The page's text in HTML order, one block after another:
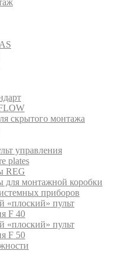
скрытого монтажа
управления
plates
REG
для монтажной коробки
приборов
«плоский» пульт
F 40
«плоский» пульт
F 50